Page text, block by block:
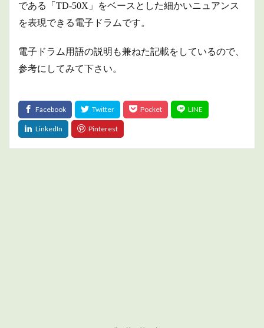
である「TD-50X」をベースとした細かいニュアンス
を表現できる電子ドラムです。
電子ドラム用語の説明も兼ねた記載をしているので、
参考にしてみて下さい。